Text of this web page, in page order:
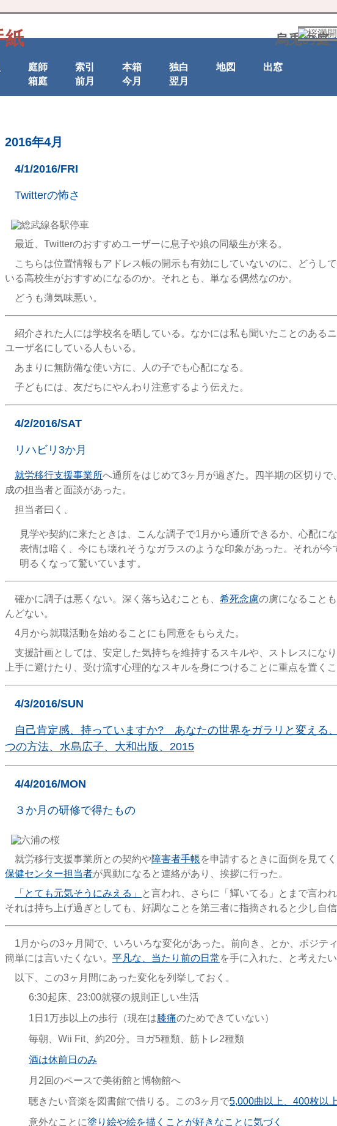
紙 烏兎の庭
庭師 索引 本箱 独白 地図
出窓
箱庭
前月 今月 翌月
2016年4月
4/1/2016/FRI
Twitterの怖さ
最近、Twitterのおすすめユーザーに息子や娘の同級生が来る。
こちらは位置情報もアドレス帳の開示も有効にしていないのに、どうし
いる高校生がおすすめになるのか。それとも、単なる偶然なのか。
どうも薄気味悪い。
紹介された人には学校名を晒している。なかには私も聞いたことのある
ユーザ名にしている人もいる。
あまりに無防備な使い方に、人の子でも心配になる。
子どもには、友だちにやんわり注意するよう伝えた。
4/2/2016/SAT
リハビリ3か月
就労移行支援事業所へ通所をはじめて3ヶ月が過ぎた。四半期の区切りで
成の担当者と面談があった。
担当者曰く、
見学や契約に来たときは、こんな調子で1月から通所できるか、心配にな
表情は暗く、今にも壊れそうなガラスのような印象があった。それが今
明るくなって驚いています。
確かに調子は悪くない。深く落ち込むことも、 希死念慮の虜になること
んどない。
4月から就職活動を始めることにも同意をもらえた。
支援計画としては、安定した気持ちを維持するスキルや、ストレスにな
上手に避けたり、受け流す心理的なスキルを身につけることに重点を置くこ
4/3/2016/SUN
自己肯定感、持っていますか? あなたの世界をガラリと変える
つの方法、水島広子、大和出版、2015
4/4/2016/MON
３か月の研修で得たもの
就労移行支援事業所との契約や障害者手帳を申請するときに面倒を見て
保健センター担当者が異動になると連絡があり、挨拶に行った。
「とても元気そうにみえる」
と言われ、さらに「輝いてる」とまで言わ
それは持ち上げ過ぎとしても、好調なことを第三者に指摘されると少し自信
1月からの3ヶ月間で、いろいろな変化があった。前向き、とか、ポジティ
簡単には言いたくない。 平凡な、当たり前の日常 を手に入れた、と考えたい
以下、この3ヶ月間にあった変化を列挙しておく。
6:30起床、23:00就寝の規則正しい生活
1日1万歩以上の歩行（現在は膝痛のためできていない）
毎朝、Wii Fit、約20分。ヨガ5種類、筋トレ2種類
酒は休前日のみ
月2回のペースで美術館と博物館へ
聴きたい音楽を図書館で借りる。この3ヶ月で5,000曲以上、400枚以
意外なことに塗り絵や絵を描くことが好きなことに気づく